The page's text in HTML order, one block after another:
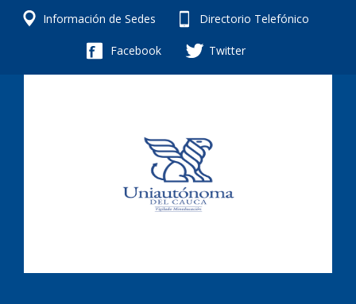
Información de Sedes Directorio Telefónico
Facebook Twitter